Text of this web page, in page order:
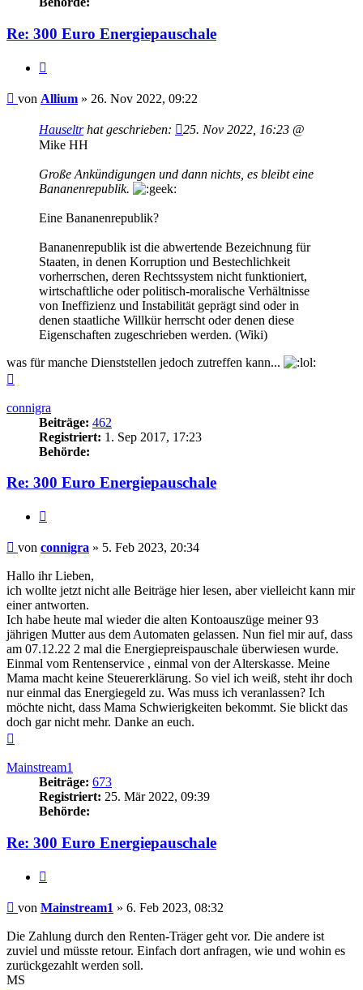
Re: 300 Euro Energiepauschale
Beitrag
von Allium » 26. Nov 2022, 09:22
Hauseltrhat geschrieben: 25. Nov 2022, 16:23 @
Mike HH
Große Ankündigungen und dann nichts, es bleibt eine
Bananenrepublik.
Eine Bananenrepublik?
Bananenrepublik ist die abwertende Bezeichnung für
Staaten, in denen Korruption und Bestechlichkeit
vorherrschen, deren Rechtssystem nicht funktioniert,
wirtschaftliche oder politisch-moralische Verhältnisse
von Ineffizienz und Instabilität geprägt sind oder in
denen staatliche Willkür herrscht oder denen diese
Eigenschaften zugeschrieben werden. (Wiki)
was für manche Dienststellen jedoch zutreffen kann...
connigra
Beiträge: 462
Registriert: 1. Sep 2017, 17:23
Behörde:
Re: 300 Euro Energiepauschale
Beitrag
von connigra » 5. Feb 2023, 20:34
Hallo ihr Lieben,
ich wollte jetzt nicht alle Beiträge hier lesen, aber vielleicht kann mir
einer antworten.
Ich habe heute mal wieder die alten Kontoauszüge meiner 93
jährigen Mutter aus dem Automaten gelassen. Nun fiel mir auf, dass
am 07.12.22 2 mal die Energiepreispauschale überwiesen wurde.
Einmal vom Rentenservice , einmal von der Alterskasse. Meine
Mama macht keine Steuererklärung. So viel ich weiß, steht ihr doch
nur einmal das Energiegeld zu. Was muss ich veranlassen? Ich
möchte nicht, dass Mama Schwierigkeiten bekommt. Sie blickt das
doch gar nicht mehr. Danke an euch.
Mainstream1
Beiträge: 673
Registriert: 25. Mär 2022, 09:39
Behörde:
Re: 300 Euro Energiepauschale
Beitrag
von Mainstream1 » 6. Feb 2023, 08:32
Die Zahlung durch den Renten-Träger geht vor. Die andere ist
zuviel und müsste retour. Einfach dort anfragen, wie und wohin es
zurückgezahlt werden soll.
MS